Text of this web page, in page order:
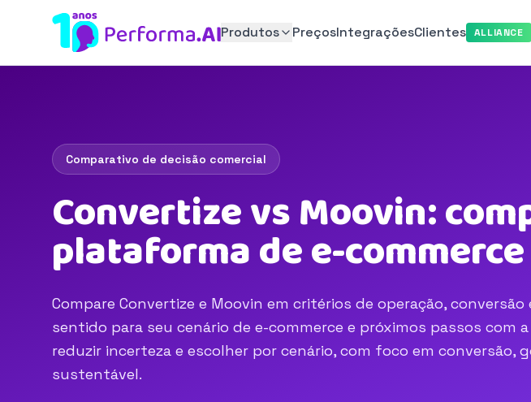
Produtos PreçosIntegraçõesClientes ALLIANCE
Comparativo de decisão comercial
Convertize vs Moovin:
plataforma de e-commerce
Compare Convertize e Moovin em critérios de operação, conversão
sentido para seu cenário de e-commerce e próximos passos com
reduzir incerteza e escolher por cenário, com foco em conversão,
sustentável.